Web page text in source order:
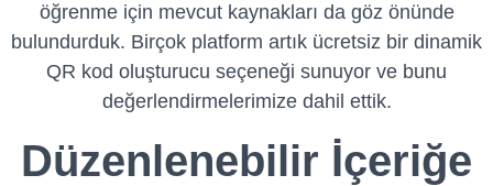
öğrenme için mevcut kaynakları da göz önünde
bulundurduk. Birçok platform artık ücretsiz bir dinamik
QR kod oluşturucu seçeneği sunuyor ve bunu
değerlendirmelerimize dahil ettik.
Düzenlenebilir İçeriğe